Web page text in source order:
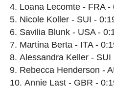
Loana Lecomte - FRA -
Nicole Koller - SUI -
Savilia Blunk - USA -
Martina Berta - ITA -
Alessandra Keller - SUI
Rebecca Henderson -
Annie Last - GBR -